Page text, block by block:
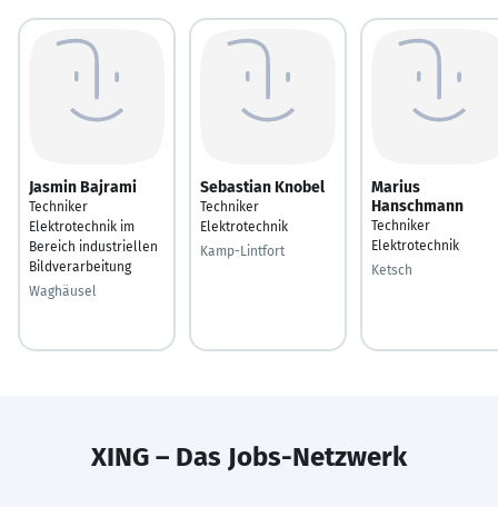
Jasmin Bajrami
Techniker
Elektrotechnik im
Bereich industriellen
Bildverarbeitung
Waghäusel
Sebastian Knobel
Techniker
Elektrotechnik
Kamp-Lintfort
Marius
Hanschmann
Techniker
Elektrotechnik
Ketsch
XING – Das Jobs-Netzwerk